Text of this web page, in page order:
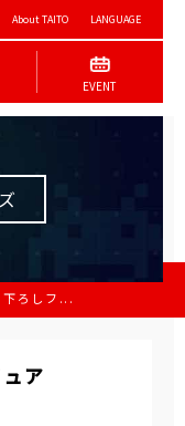
About TAITO LANGUAGE
EVENT
ろしフ...
ア